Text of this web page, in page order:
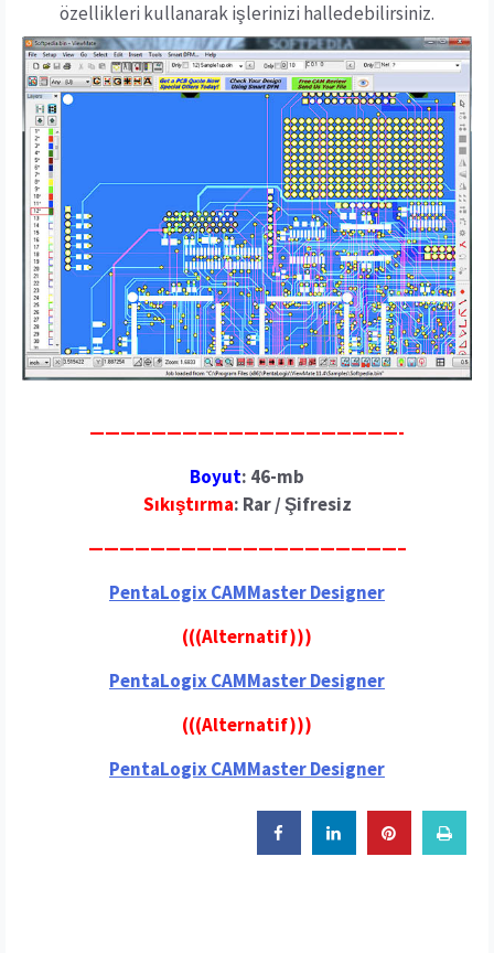
özellikleri kullanarak işlerinizi halledebilirsiniz.
————————————————————-
Boyut: 46-mb
Sıkıştırma: Rar / Şifresiz
————————————————————–
PentaLogix CAMMaster Designer
(((Alternatif)))
PentaLogix CAMMaster Designer
(((Alternatif)))
PentaLogix CAMMaster Designer